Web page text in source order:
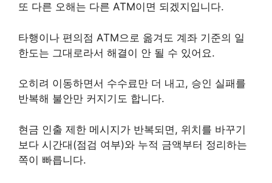
또 다른 오해는 다른 ATM이면 되겠지입니다.
타행이나 편의점 ATM으로 옮겨도 계좌 기준의 일
한도는 그대로라서 해결이 안 될 수 있어요.
오히려 이동하면서 수수료만 더 내고, 승인 실패를
반복해 불안만 커지기도 합니다.
현금 인출 제한 메시지가 반복되면, 위치를 바꾸기
보다 시간대(점검 여부)와 누적 금액부터 정리하는
쪽이 빠릅니다.